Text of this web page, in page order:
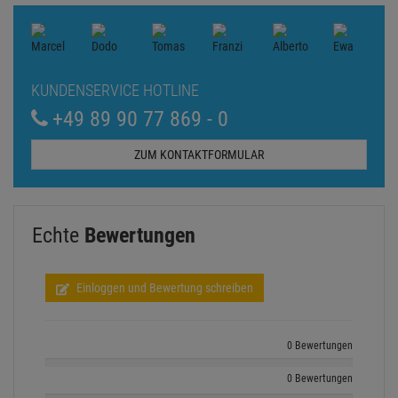
KUNDENSERVICE HOTLINE
+49 89 90 77 869 - 0
ZUM KONTAKTFORMULAR
Echte Bewertungen
Einloggen und Bewertung schreiben
0 Bewertungen
0 Bewertungen